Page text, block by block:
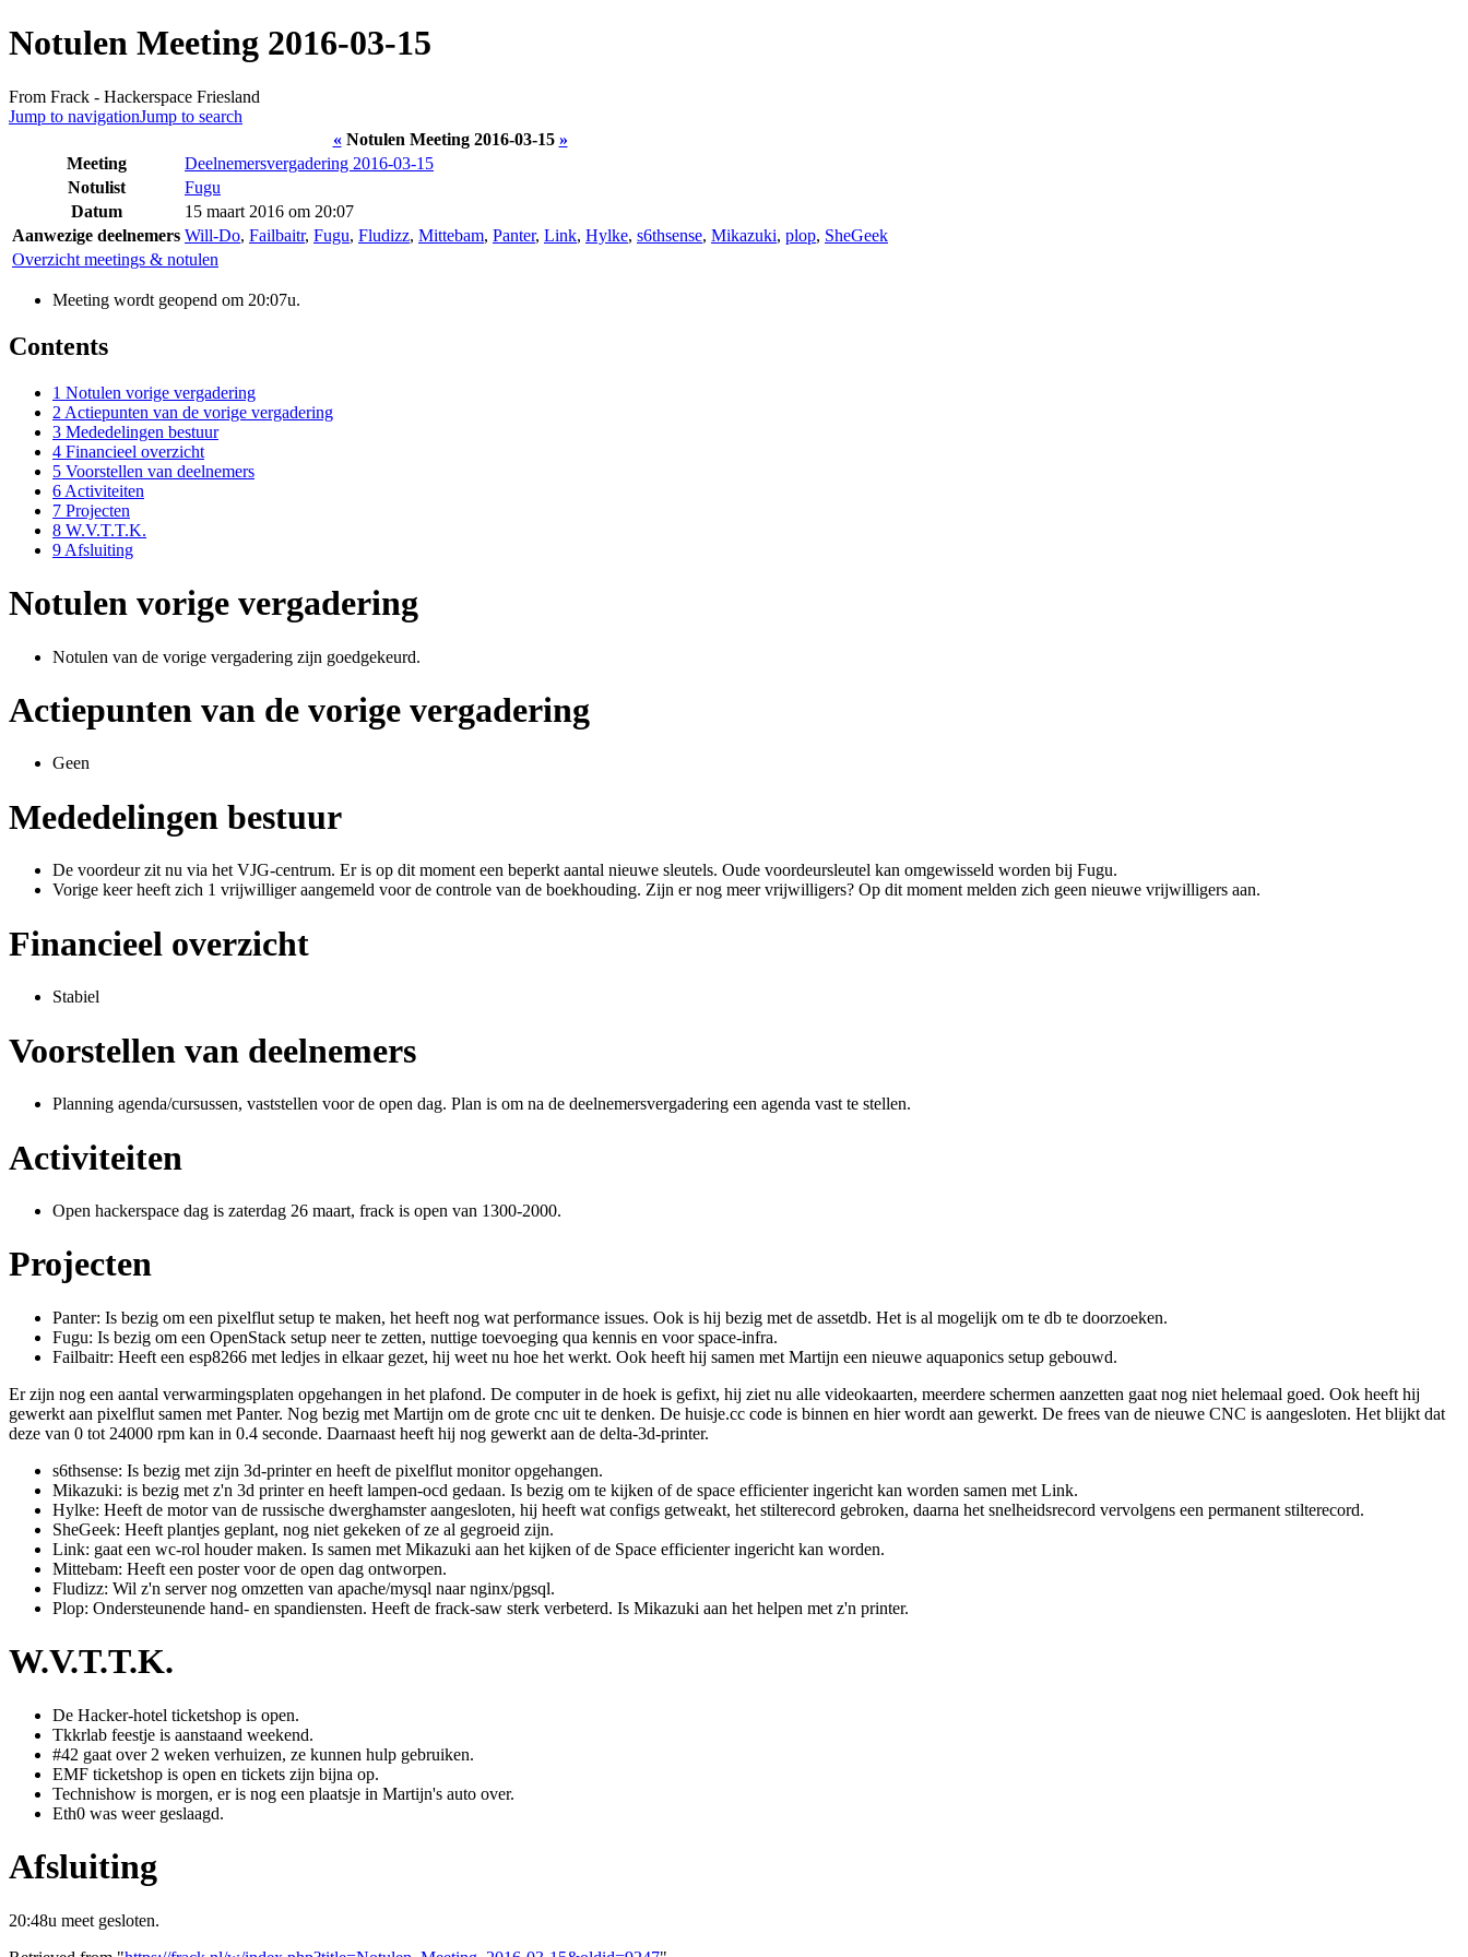
Notulen Meeting 2016-03-15
From Frack - Hackerspace Friesland
Jump to navigationJump to search
«Notulen Meeting 2016-03-15 »
Meeting
Deelnemersvergadering 2016-03-15
Notulist
Fugu
Datum
15 maart 2016 om 20:07
Aanwezige deelnemers Will-Do, Failbaitr, Fugu, Fludizz, Mittebam, Panter, Link, Hylke, s6thsense, Mikazuki, plop, SheGeek
Overzicht meetings & notulen
Meeting wordt geopend om 20:07u.
Contents
1 Notulen vorige vergadering
2 Actiepunten van de vorige vergadering
3 Mededelingen bestuur
4 Financieel overzicht
5 Voorstellen van deelnemers
6 Activiteiten
7 Projecten
8 W.V.T.T.K.
9 Afsluiting
Notulen vorige vergadering
Notulen van de vorige vergadering zijn goedgekeurd.
Actiepunten van de vorige vergadering
Geen
Mededelingen bestuur
De voordeur zit nu via het VJG-centrum. Er is op dit moment een beperkt aantal nieuwe sleutels. Oude voordeursleutel kan omgewisseld worden bij Fugu.
Vorige keer heeft zich 1 vrijwilliger aangemeld voor de controle van de boekhouding. Zijn er nog meer vrijwilligers? Op dit moment melden zich geen nieuwe vrijwilligers aan.
Financieel overzicht
Stabiel
Voorstellen van deelnemers
Planning agenda/cursussen, vaststellen voor de open dag. Plan is om na de deelnemersvergadering een agenda vast te stellen.
Activiteiten
Open hackerspace dag is zaterdag 26 maart, frack is open van 1300-2000.
Projecten
Panter: Is bezig om een pixelflut setup te maken, het heeft nog wat performance issues. Ook is hij bezig met de assetdb. Het is al mogelijk om te db te doorzoeken.
Fugu: Is bezig om een OpenStack setup neer te zetten, nuttige toevoeging qua kennis en voor space-infra.
Failbaitr: Heeft een esp8266 met ledjes in elkaar gezet, hij weet nu hoe het werkt. Ook heeft hij samen met Martijn een nieuwe aquaponics setup gebouwd.
Er zijn nog een aantal verwarmingsplaten opgehangen in het plafond. De computer in de hoek is gefixt, hij ziet nu alle videokaarten, meerdere schermen aanzetten gaat nog niet helemaal goed. Ook heeft hij
gewerkt aan pixelflut samen met Panter. Nog bezig met Martijn om de grote cnc uit te denken. De huisje.cc code is binnen en hier wordt aan gewerkt. De frees van de nieuwe CNC is aangesloten. Het blijkt dat
deze van 0 tot 24000 rpm kan in 0.4 seconde. Daarnaast heeft hij nog gewerkt aan de delta-3d-printer.
s6thsense: Is bezig met zijn 3d-printer en heeft de pixelflut monitor opgehangen.
Mikazuki: is bezig met z'n 3d printer en heeft lampen-ocd gedaan. Is bezig om te kijken of de space efficienter ingericht kan worden samen met Link.
Hylke: Heeft de motor van de russische dwerghamster aangesloten, hij heeft wat configs getweakt, het stilterecord gebroken, daarna het snelheidsrecord vervolgens een permanent stilterecord.
SheGeek: Heeft plantjes geplant, nog niet gekeken of ze al gegroeid zijn.
Link: gaat een wc-rol houder maken. Is samen met Mikazuki aan het kijken of de Space efficienter ingericht kan worden.
Mittebam: Heeft een poster voor de open dag ontworpen.
Fludizz: Wil z'n server nog omzetten van apache/mysql naar nginx/pgsql.
Plop: Ondersteunende hand- en spandiensten. Heeft de frack-saw sterk verbeterd. Is Mikazuki aan het helpen met z'n printer.
W.V.T.T.K.
De Hacker-hotel ticketshop is open.
Tkkrlab feestje is aanstaand weekend.
#42 gaat over 2 weken verhuizen, ze kunnen hulp gebruiken.
EMF ticketshop is open en tickets zijn bijna op.
Technishow is morgen, er is nog een plaatsje in Martijn's auto over.
Eth0 was weer geslaagd.
Afsluiting
20:48u meet gesloten.